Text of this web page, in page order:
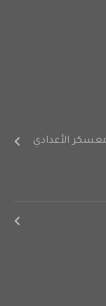
في المعسكر الأعدادي